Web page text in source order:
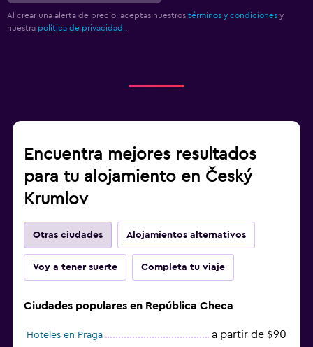
Al crear una alerta de precio, aceptas nuestros términos y condiciones y
nuestra política de privacidad.
Encuentra mejores resultados
para tu alojamiento en Český
Krumlov
Otras ciudades Alojamientos alternativos
Voy a tener suerte Completa tu viaje
Ciudades populares en República Checa
Hoteles en Praga a partir de $90